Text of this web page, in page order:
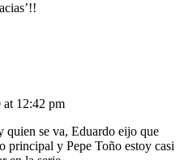
at 12:42 pm
quien se va, Eduardo eijo que
principal y Pepe Toño estoy casi